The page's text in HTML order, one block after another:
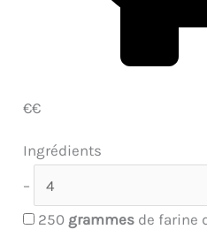
€€
Ingrédients
–
250 grammes de farine